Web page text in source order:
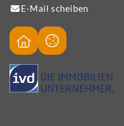
E-Mail scheiben